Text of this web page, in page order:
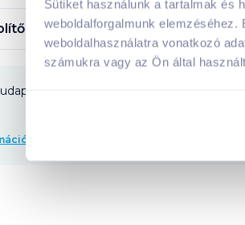
Sütiket használunk a tartalmak és
weboldalforgalmunk
weboldalhasználatra vonatkozó
számukra vagy az Ön által
1 l aloe virágtermék összetevői:
és környékére szállítható